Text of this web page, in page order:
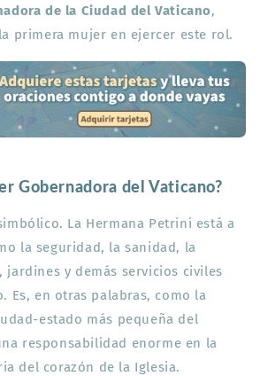
de la Ciudad del Vaticano,
primera mujer en ejercer este rol.
Gobernadora del Vaticano?
La Hermana Petrini está a
la seguridad, la sanidad, la
jardines y demás servicios civiles
Es, en otras palabras, como la
estado más pequeña del
responsabilidad enorme en la
del corazón de la Iglesia.